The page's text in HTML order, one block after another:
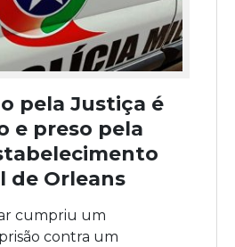
pela Justiça é
e preso pela
de Orleans
cumpriu um
contra um